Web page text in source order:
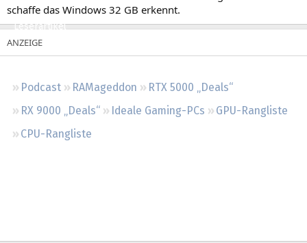
Neueste Aktivitäten
Leserartikel
Podcast RAMageddon
RTX 5000 „Deals“
RX 9000 „Deals“
Ideale Gaming-PCs
GPU-Rangliste
CPU-Rangliste
schaffe das Windows 32 GB erkennt.